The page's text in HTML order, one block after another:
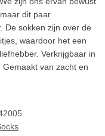
dit paar
De sokken zijn over de
waardoor het een
Verkrijgbaar in
van zacht en